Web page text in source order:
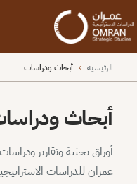
الرئيسية › أبحاث ودراسات
أبحاث
أوراق بحثية وتقارير
عمران للدراسات